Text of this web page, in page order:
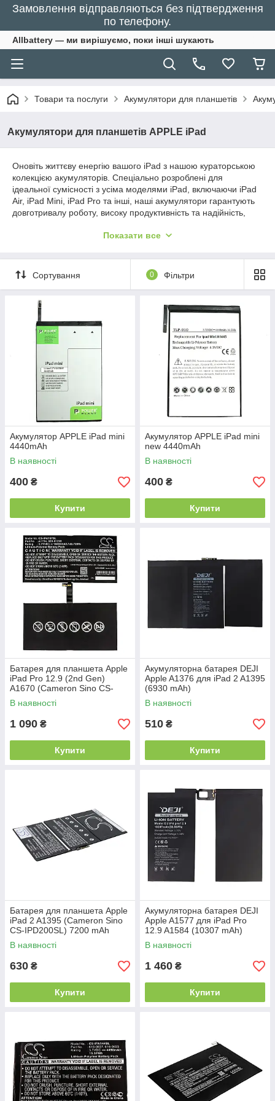
Замовлення відправляються без підтвердження
по телефону.
Allbattery — ми вирішуємо, поки інші шукають
Товари та послуги Акумулятори для планшетів
Акумулятори для планшетів APPLE iPad
Оновіть життєву енергію вашого iPad з нашою кураторською
колекцією акумуляторів. Спеціально розроблені для
ідеальної сумісності з усіма моделями iPad, включаючи iPad
Air, iPad Mini, iPad Pro та інші, наші акумулятори гарантують
довготривалу роботу, високу продуктивність та надійність,
контентом, роботою та іграми.
Показати все
Сортування 0 Фільтри
Акумулятор APPLE iPad mini
4440mAh
В наявності
400 ₴
Купити
Акумулятор APPLE iPad mini
new 4440mAh
В наявності
400 ₴
Купити
Батарея для планшета Apple
iPad Pro 12.9 (2nd Gen)
A1670 (Cameron Sino CS-
IPA167SL) 10800 mAh
В наявності
1 090 ₴
Купити
Акумуляторна батарея DEJI
Apple A1376 для iPad 2 A1395
(6930 mAh)
В наявності
510 ₴
Купити
Батарея для планшета Apple
iPad 2 A1395 (Cameron Sino
CS-IPD200SL) 7200 mAh
В наявності
630 ₴
Купити
Акумуляторна батарея DEJI
Apple A1577 для iPad Pro
12.9 A1584 (10307 mAh)
В наявності
1 460 ₴
Купити